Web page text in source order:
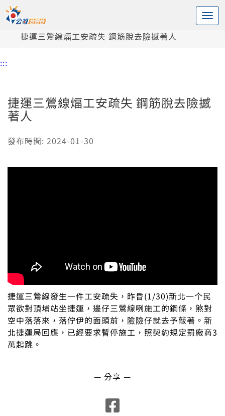
中央內容區塊
頭頁
捷運三鶯線煏工安疏失 鋼筋脫去險撼著人
:::
捷運三鶯線煏工安疏失 鋼筋脫去險撼
著人
發布時間: 2024-01-30
捷運三鶯線發生一件工安疏失，昨昏(1/30)新北一个民
眾欲對頂埔站坐捷運，邊仔三鶯線咧施工的鋼條，煞對
空中落落來，落佇伊的面頭前，險險仔就去予敲著。新
北捷運局回應，已經要求暫停施工，照契約規定罰廠商3
萬起跳。
— 分享 —